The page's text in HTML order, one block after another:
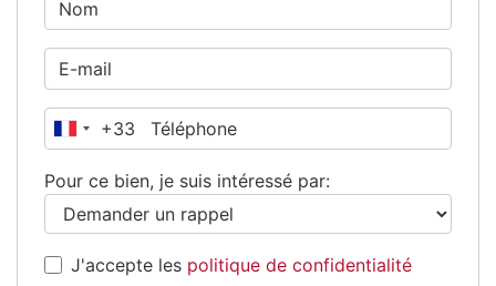
France
+33
Pour ce bien, je suis intéressé par:
J'accepte les politique de confidentialité